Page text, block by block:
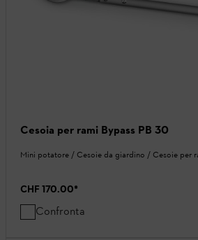
Cesoia per rami Bypass PB 30
Mini potatore / Cesoie da giardino / Cesoie per
CHF 170.00*
Confronta